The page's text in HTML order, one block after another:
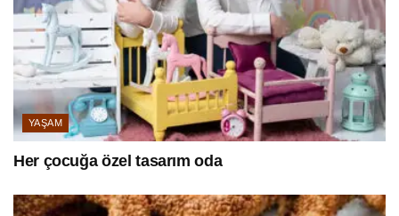
YAŞAM
Her çocuğa özel tasarım oda